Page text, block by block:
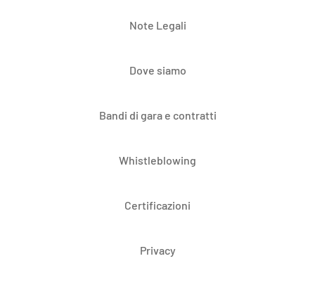
Note Legali
Dove siamo
Bandi di gara e contratti
Whistleblowing
Certificazioni
Privacy